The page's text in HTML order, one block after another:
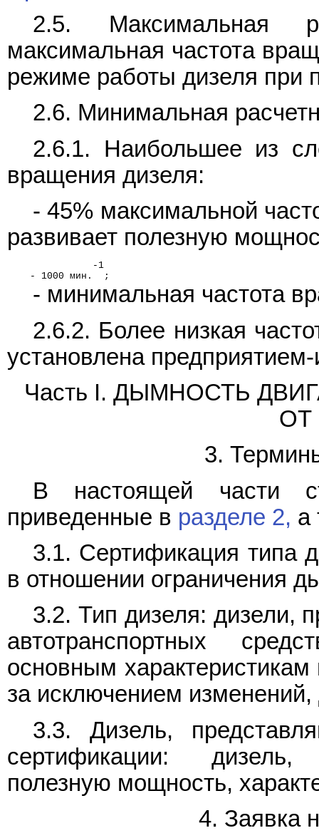
2.5. Максимальная
максимальная частота
режиме работы дизеля при
2.6. Минимальная
2.6.1. Наибольшее из
вращения дизеля:
- 45% максимальной
развивает полезную
               -1
    - 1000 мин.  ;
- минимальная частота
2.6.2. Более низкая
установлена предприятием-
Часть I. ДЫМНОСТЬ
ОТ
3.
В настоящей части
приведенные в разделе 2, а
3.1. Сертификация типа
в отношении ограничения
3.2. Тип дизеля: дизели,
автотранспортных
основным
за исключением
3.3. Дизель,
сертификации:
полезную мощность,
4. Заявка